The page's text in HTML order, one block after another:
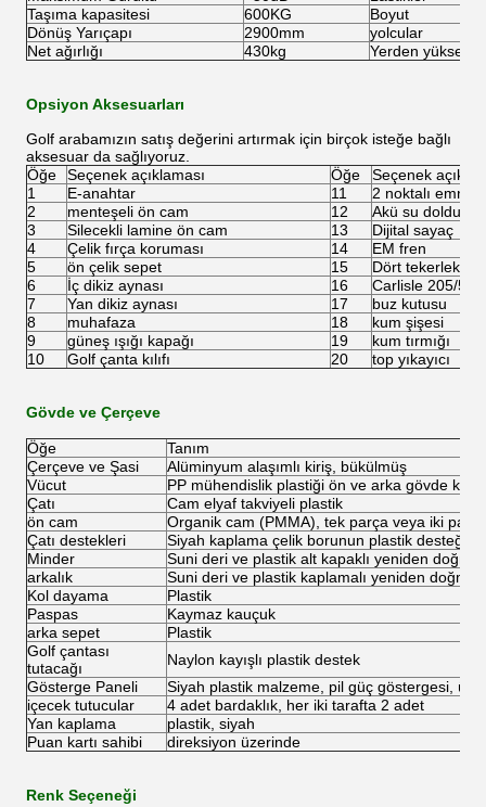
Taşıma kapasitesi
600KG
Boyut
Dönüş Yarıçapı
2900mm
yolcular
Net ağırlığı
430kg Yerden yükseklik
Opsiyon Aksesuarları
Golf arabamızın satış değerini artırmak için birçok isteğe bağlı
aksesuar da sağlıyoruz.
Öğe
Seçenek açıklaması Öğe
Seçenek
1
E-anahtar 11
2 noktalı
2
menteşeli ön cam 12
Akü su
3
Silecekli lamine ön cam 13
Dijital sayaç
4
Çelik fırça koruması 14
EM fren
5
ön çelik sepet 15
Dört tekerlekli
6
İç dikiz aynası 16
Carlisle 205/50-
7
Yan dikiz aynası 17
buz kutusu
8
muhafaza 18
kum şişesi
9
güneş ışığı kapağı 19
kum tırmığı
10
Golf çanta kılıfı 20 top yıkayıcı
Gövde ve Çerçeve
Öğe
Tanım
Çerçeve ve Şasi
Alüminyum alaşımlı kiriş, bükülmüş
Vücut
PP mühendislik plastiği ön ve arka gövde
Çatı
Cam elyaf takviyeli plastik
ön cam
Organik cam (PMMA), tek parça veya iki parça
Çatı destekleri
Siyah kaplama çelik borunun plastik desteğe
Minder
Suni deri ve plastik alt kapaklı yeniden
arkalık
Suni deri ve plastik kaplamalı yeniden
Kol dayama
Plastik
Paspas
Kaymaz kauçuk
arka sepet
Plastik
Golf çantası
tutacağı
Naylon kayışlı plastik destek
Gösterge Paneli
Siyah plastik malzeme, pil güç göstergesi,
içecek tutucular
4 adet bardaklık, her iki tarafta 2 adet
Yan kaplama
plastik, siyah
Puan kartı sahibi
direksiyon üzerinde
Renk Seçeneği